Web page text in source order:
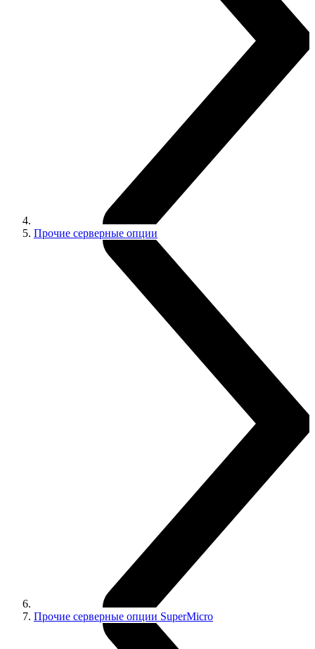
Прочие серверные опции
Прочие серверные опции SuperMicro